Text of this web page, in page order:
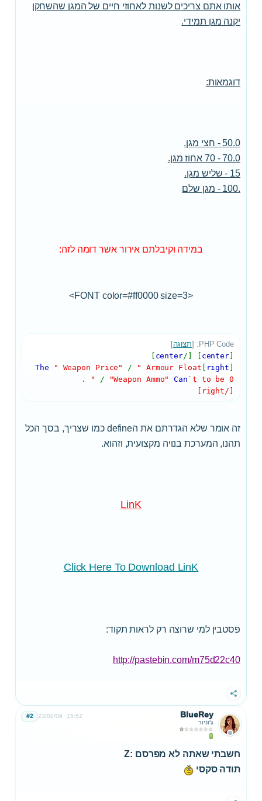
אותו אתם צריכים לשנות לאחוזי חיים של המגן שהשחקן
יקנה מגן תמידי.
דוגמאות:
50.0 - חצי מגן.
70.0 - 70 אחוז מגן.
15 - שליש מגן.
.100 - מגן שלם
במידה וקיבלתם אירור אשר דומה לזה:
<FONT color=#ff0000 size=3>
PHP Code: [ תצוגה
center
] [/
center
right
The " Weapon Price" /
" Armour Float
"
/ "Weapon Ammo"Can ` t to be 0.
[/right]
זה אומר שלא הגדרתם את הdefine כמו שצריך, בסך הכל
תהנו, המערכת בנויה מקצועית, וזהוא.
LinK
Click Here To Download LinK
פסטבין למי שרוצה רק לראות תקוד:
http://pastebin.com/m75d22c40
שתף
BlueRey
ג'וניור
23/02/09 15:52
#2
חשבתי שאתה לא מפרסם :Z
תודה סקסי